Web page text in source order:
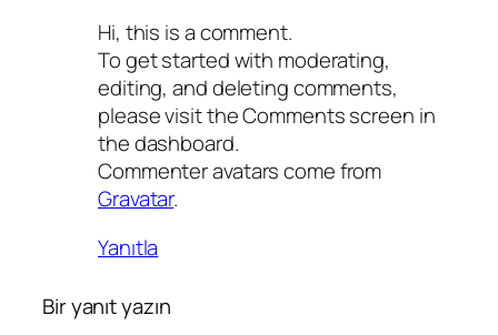
Hi, this is a comment.
To get started with moderating,
editing, and deleting comments,
please visit the Comments screen in
the dashboard.
Commenter avatars come from
Gravatar.
Yanıtla
Bir yanıt yazın